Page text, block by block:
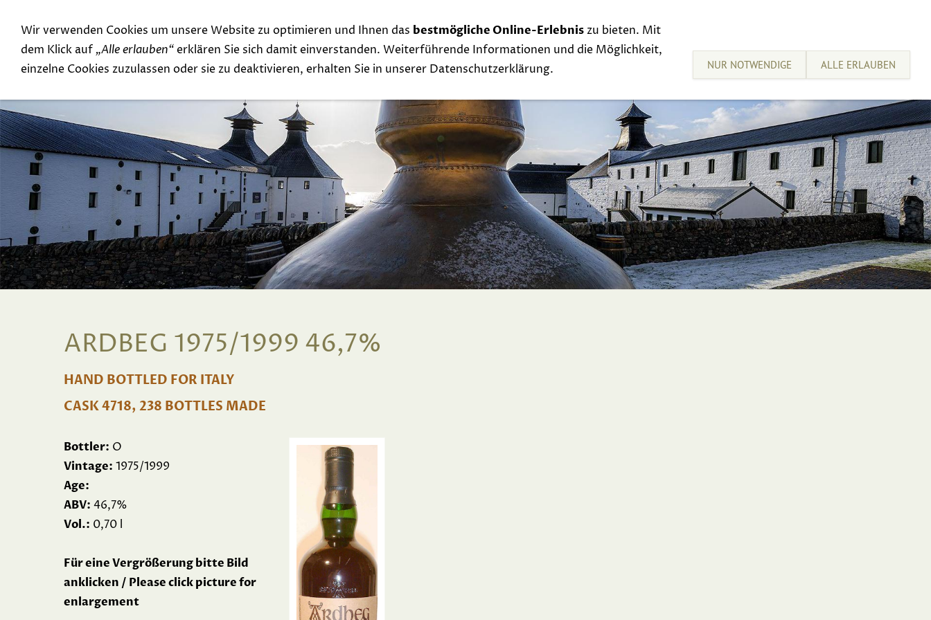
Special Offer Top Rarities Whisky Events Links Contact Exclusive Tastings
ARDBEG 1975/1999 46,7%
HAND BOTTLED FOR ITALY
CASK 4718, 238 BOTTLES MADE
Bottler: O
Vintage: 1975/1999
Age:
ABV: 46,7%
Vol.: 0,70 l
Für eine Vergrößerung bitte Bild
anklicken / Please click picture for
enlargement
Wir verwenden Cookies um unsere Website zu optimieren und Ihnen das bestmögliche Online-Erlebniszu bieten. Mit
dem Klick auf „Alle erlauben“erklären Sie sich damit einverstanden. Weiterführende Informationen und die Möglichkeit,
einzelne Cookies zuzulassen oder sie zu deaktivieren, erhalten Sie in unserer Datenschutzerklärung.
NUR NOTWENDIGE ALLE ERLAUBEN